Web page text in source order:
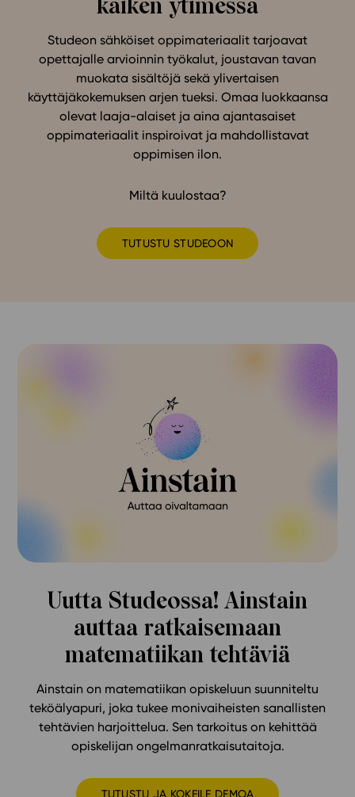
In English
kaiken ytimessä
Studeon sähköiset oppimateriaalit tarjoavat
opettajalle arvioinnin työkalut, joustavan tavan
muokata sisältöjä sekä ylivertaisen
käyttäjäkokemuksen arjen tueksi. Omaa luokkaansa
olevat laaja-alaiset ja aina ajantasaiset
oppimateriaalit inspiroivat ja mahdollistavat
oppimisen ilon.
Miltä kuulostaa?
TUTUSTU STUDEOON
Uutta Studeossa! Ainstain
auttaa ratkaisemaan
matematiikan tehtäviä
Ainstain on matematiikan opiskeluun suunniteltu
teköälyapuri, joka tukee monivaiheisten sanallisten
tehtävien harjoittelua. Sen tarkoitus on kehittää
opiskelijan ongelmanratkaisutaitoja.
TUTUSTU JA KOKEILE DEMOA